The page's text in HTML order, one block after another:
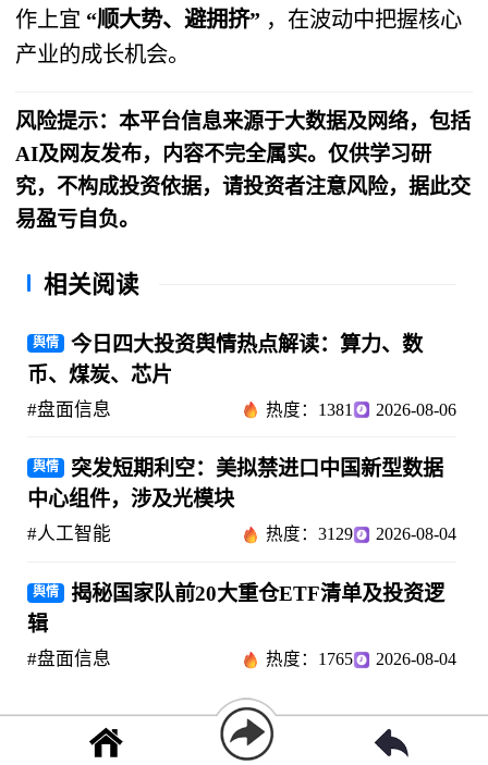
作上宜 “顺大势、避拥挤” ​ ，在波动中把握核心
产业的成长机会。
风险提示：本平台信息来源于大数据及网络，包括
AI及网友发布，内容不完全属实。仅供学习研
究，不构成投资依据，请投资者注意风险，据此交
易盈亏自负。
相关阅读
舆情
今日四大投资舆情热点解读：算力、数
币、煤炭、芯片
#盘面信息 热度：1381 2026-08-06
舆情
突发短期利空：美拟禁进口中国新型数据
中心组件，涉及光模块
#人工智能 热度：3129 2026-08-04
舆情
揭秘国家队前20大重仓ETF清单及投资逻
辑
#盘面信息 热度：1765 2026-08-04